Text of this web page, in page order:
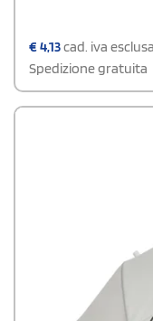
€4,13cad. iva
Spedizione gratuita